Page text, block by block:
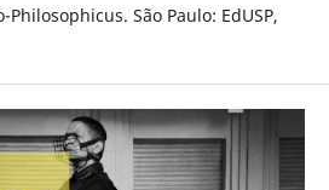
Philosophicus. São Paulo: EdUSP,